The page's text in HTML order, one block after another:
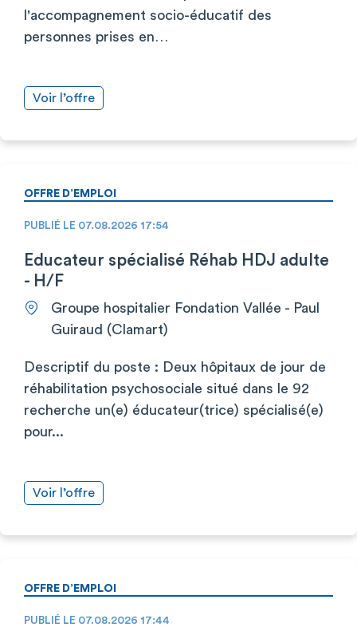
l'accompagnement socio-éducatif des
personnes prises en…
Voir l’offre
OFFRE D’EMPLOI
PUBLIÉ LE 07.08.2026 17:54
Educateur spécialisé Réhab HDJ adulte
- H/F
Groupe hospitalier Fondation Vallée - Paul
Guiraud (Clamart)
Descriptif du poste : Deux hôpitaux de jour de
réhabilitation psychosociale situé dans le 92
recherche un(e) éducateur(trice) spécialisé(e)
pour...
Voir l’offre
OFFRE D’EMPLOI
PUBLIÉ LE 07.08.2026 17:44